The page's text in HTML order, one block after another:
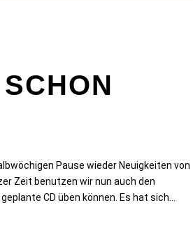
Pause wieder Neuigkeiten von
Zeit benutzen wir nun auch den
CD üben können. Es hat sich...